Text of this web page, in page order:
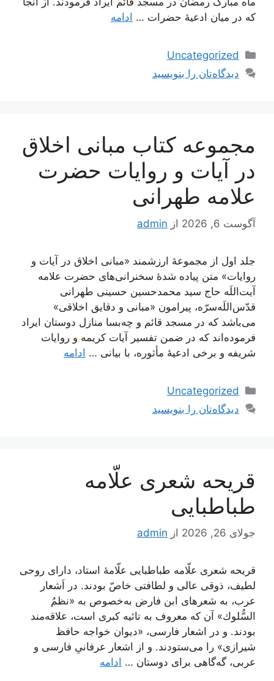
که در میان ادعیۀ حضرات … ادامه
دسته‌ها
Uncategorized
دیدگاه‌تان را بنویسید
مجموعه کتاب مبانی اخلاق
در آیات و روایات حضرت
علامه طهرانی
آگوست 6, 2026 از admin
جلد اول از مجموعۀ ارزشمند «مبانی اخلاق در آیات و
روایات» متن پیاده شدۀ سخنرانی‌های حضرت علامه
آیت‌اللَه حاج سید محمدحسین حسینی طهرانی
قدّس‌اللَه‌سرّه، پیرامون «مبانی و دقایق اخلاقی»
می‌باشد که در مسجد قائم و چه‌بسا منازل دوستان ایراد
فرموده‌اند که در ضمن تفسیر آیات کریمه و روایات
شریفه و برخی ادعیۀ مأثوره، با بیانی … ادامه
دسته‌ها
Uncategorized
دیدگاه‌تان را بنویسید
قریحه شعری علّامه
طباطبایی
جولای 26, 2026 از admin
قریحه شعری علّامه طباطبایی علّامۀ استاد، داراى روحی
لطیف، ذوقی عالى و لطافتی خاصّ بودند. در اَشعار
عرب، به شعرهاى‌ ابن فارض‌ به‌خصوص به «نظمُ
السُّلوك» آن‌ كه معروف به‌ تائیه کبرى‌ است، علاقه‌مند
بودند. و در اشعار فارسى، «دیوان خواجه حافظ
شیرازى» را مى‌ستودند. و از اشعار عرفانىِ فارسى و
عربى، گه‌گاهى براى دوستان … ادامه